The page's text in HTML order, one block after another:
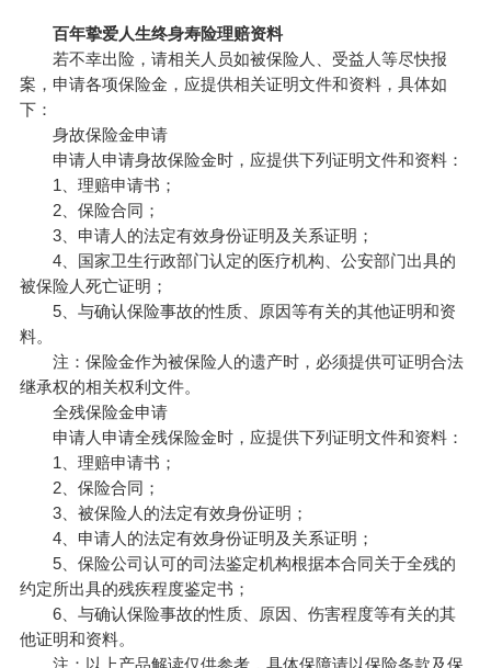
百年挚爱人生终身寿险理赔资料
若不幸出险，请相关人员如被保险人、受益人等尽快报
案，申请各项保险金，应提供相关证明文件和资料，具体如
下：
身故保险金申请
申请人申请身故保险金时，应提供下列证明文件和资料：
1、理赔申请书；
2、保险合同；
3、申请人的法定有效身份证明及关系证明；
4、国家卫生行政部门认定的医疗机构、公安部门出具的
被保险人死亡证明；
5、与确认保险事故的性质、原因等有关的其他证明和资
料。
注：保险金作为被保险人的遗产时，必须提供可证明合法
继承权的相关权利文件。
全残保险金申请
申请人申请全残保险金时，应提供下列证明文件和资料：
1、理赔申请书；
2、保险合同；
3、被保险人的法定有效身份证明；
4、申请人的法定有效身份证明及关系证明；
5、保险公司认可的司法鉴定机构根据本合同关于全残的
约定所出具的残疾程度鉴定书；
6、与确认保险事故的性质、原因、伤害程度等有关的其
他证明和资料。
注：以上产品解读仅供参考，具体保障请以保险条款及保